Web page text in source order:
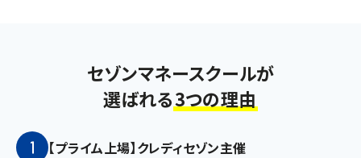
セゾンマネースクールが
選ばれる3つの理由
【プライム上場】クレディセゾン主催